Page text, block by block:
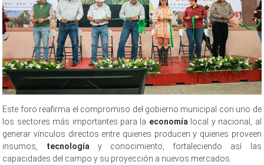
Este foro reafirma el compromiso del gobierno municipal con uno de
los sectores más importantes para la economíalocal y nacional, al
generar vínculos directos entre quienes producen y quienes proveen
insumos, tecnologíay conocimiento, fortaleciendo así las
capacidades del campo y su proyección a nuevos mercados.